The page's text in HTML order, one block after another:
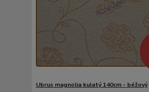
Ubrus magnolia kulatý 140cm - béžový